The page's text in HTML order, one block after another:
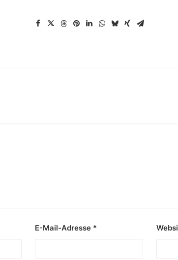
E-Mail-Adresse *